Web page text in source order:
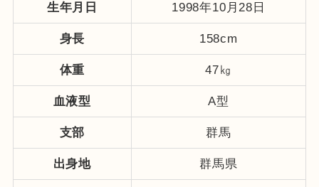
生年月日 1998年10月28日
身長 158cm
体重 47㎏
血液型 A型
支部 群馬
出身地 群馬県